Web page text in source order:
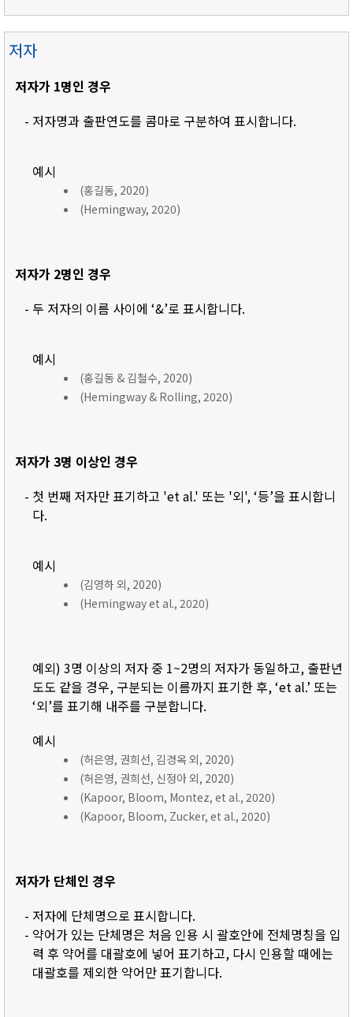
저자
저자가 1명인 경우
- 저자명과 출판연도를 콤마로 구분하여 표시합니다.
예시
(홍길동, 2020)
(Hemingway, 2020)
저자가 2명인 경우
- 두 저자의 이름 사이에 ‘&’로 표시합니다.
예시
(홍길동 & 김철수, 2020)
(Hemingway & Rolling, 2020)
저자가 3명 이상인 경우
- 첫 번째 저자만 표기하고 'et al.' 또는 '외', ‘등’을 표시합니
다.
예시
(김영하 외, 2020)
(Hemingway et al., 2020)
예외) 3명 이상의 저자 중 1~2명의 저자가 동일하고, 출판년
도도 같을 경우, 구분되는 이름까지 표기한 후, ‘et al.’ 또는
‘외’를 표기해 내주를 구분합니다.
예시
(허은영, 권희선, 김경옥 외, 2020)
(허은영, 권희선, 신정아 외, 2020)
(Kapoor, Bloom, Montez, et al., 2020)
(Kapoor, Bloom, Zucker, et al., 2020)
저자가 단체인 경우
- 저자에 단체명으로 표시합니다.
- 약어가 있는 단체명은 처음 인용 시 괄호안에 전체명칭을 입
력 후 약어를 대괄호에 넣어 표기하고, 다시 인용할 때에는
대괄호를 제외한 약어만 표기합니다.